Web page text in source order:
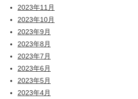
2023年11月
2023年10月
2023年9月
2023年8月
2023年7月
2023年6月
2023年5月
2023年4月